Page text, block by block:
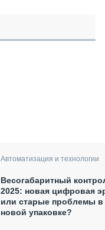
Автоматизация и технологии
Весогабаритный
2025: новая цифровая
или старые проблемы в
новой упаковке?